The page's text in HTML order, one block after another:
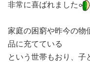
非常に喜ばれました
家庭の困窮や昨今の物
品に充てている
という世帯もおり、子